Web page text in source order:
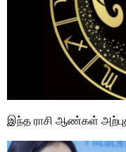
இந்த ராசி ஆண்கள்